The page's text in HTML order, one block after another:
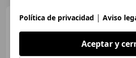
Política de privacidad | Aviso
Aceptar y